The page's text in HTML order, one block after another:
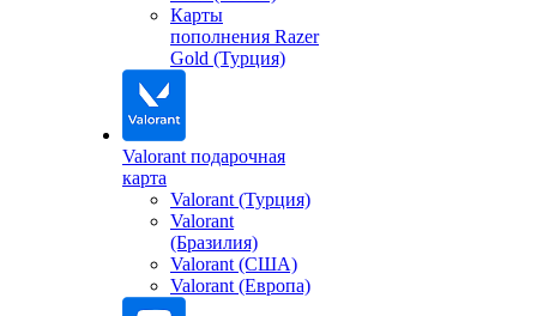
Карты
пополнения Razer
Gold (Турция)
Valorant подарочная
карта
Valorant (Турция)
Valorant
(Бразилия)
Valorant (США)
Valorant (Европа)